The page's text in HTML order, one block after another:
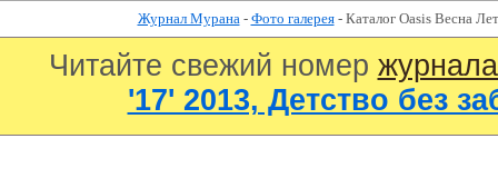
Журнал Мурана- Фото галерея- Каталог Oasis Весна
Читайте свежий номер
'17' 2013, Детство без